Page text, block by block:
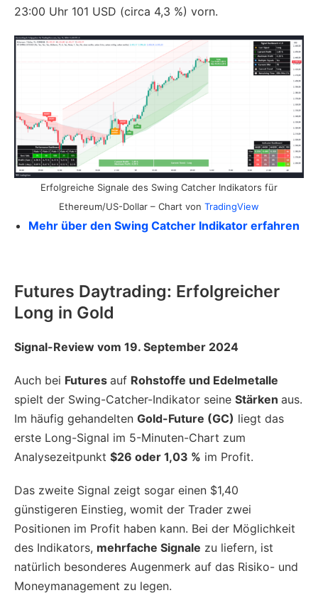
23:00 Uhr 101 USD (circa 4,3 %) vorn.
Erfolgreiche Signale des Swing Catcher Indikators für
Ethereum/US-Dollar – Chart von TradingView
Mehr über den Swing Catcher Indikator erfahren
Futures Daytrading: Erfolgreicher
Long in Gold
Signal-Review vom 19. September 2024
Auch bei Futures auf Rohstoffe und Edelmetalle
spielt der Swing-Catcher-Indikator seine Stärken aus.
Im häufig gehandelten Gold-Future (GC) liegt das
erste Long-Signal im 5-Minuten-Chart zum
Analysezeitpunkt $26 oder 1,03 % im Profit.
Das zweite Signal zeigt sogar einen $1,40
günstigeren Einstieg, womit der Trader zwei
Positionen im Profit haben kann. Bei der Möglichkeit
des Indikators, mehrfache Signale zu liefern, ist
natürlich besonderes Augenmerk auf das Risiko- und
Moneymanagement zu legen.